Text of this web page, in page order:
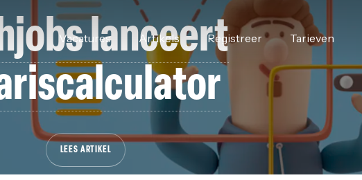
Vacatures Artikels Registreer Tarieven
lanceert
LEES ARTIKEL